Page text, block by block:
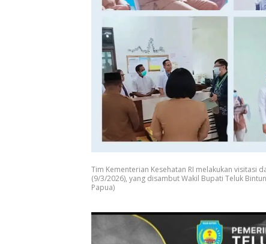
Tim Kementerian Kesehatan RI melakukan visitasi
(9/3/2026), yang disambut Wakil Bupati Teluk
Papua)